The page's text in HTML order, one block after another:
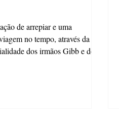
de arrepiar e uma
no tempo, através da
dos irmãos Gibb e do